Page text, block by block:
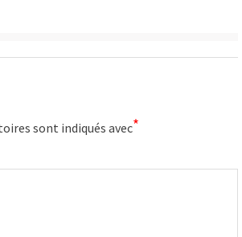
sont indiqués avec*